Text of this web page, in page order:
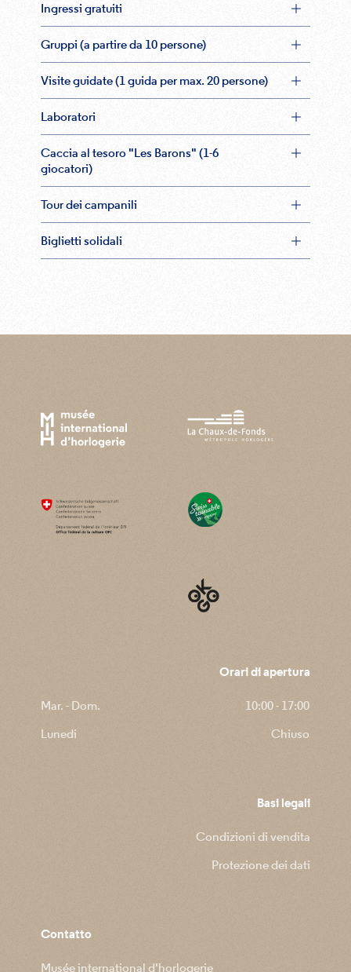
Ingressi gratuiti
Gruppi (a partire da 10 persone)
Visite guidate (1 guida per max. 20 persone)
Laboratori
Caccia al tesoro "Les Barons" (1-6
giocatori)
Tour dei campanili
Biglietti solidali
Orari di apertura
Mar. - Dom.
10:00 - 17:00
Lunedi
Chiuso
Basi legali
Condizioni di vendita
Protezione dei dati
Contatto
Musée international d'horlogerie